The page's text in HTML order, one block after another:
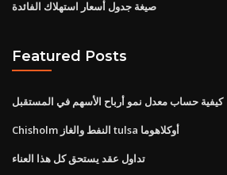
صيغة جدول أسعار استهلاك الفائدة
Featured Posts
كيفية حساب معدل نمو أرباح الأسهم في المستقبل
Chisholm النفط والغاز tulsa أوكلاهوما
تداول عقد يستحق كل هذا العناء